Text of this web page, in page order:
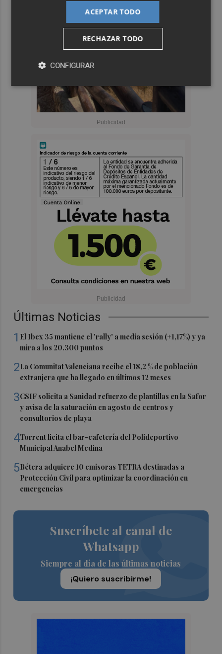
Últimas Noticias
1 El Ibex 35 mantiene el 'rally' a media sesión (+1,17%) y ya
mira a los 20.300 puntos
2La Comunitat Valenciana recibe el 18,2 % de población
extranjera que ha llegado en últimos 12 meses
3CSIF solicita a Sanidad refuerzo de plantillas en la Safor
y avisa de la saturación en agosto de centros y
consultorios de playa
4Torrent licita el bar-cafetería del Polideportivo
Municipal Anabel Medina
5Bétera adquiere 10 emisoras TETRA destinadas a
Protección Civil para optimizar la coordinación en
emergencias
Suscríbete al canal de
Whatsapp
Siempre al día de las últimas noticias
¡Quiero suscribirme!
ACEPTAR TODO
RECHAZAR TODO
CONFIGURAR